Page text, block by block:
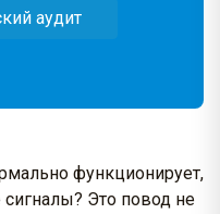
аудит
функционирует,
Это повод не